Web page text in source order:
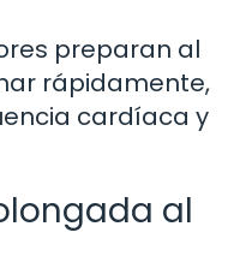
preparan al
rápidamente,
cardíaca y
al